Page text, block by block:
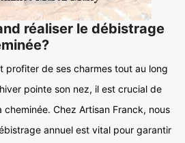
réaliser le débistrage
profiter de ses charmes tout au long
pointe son nez, il est crucial de
Chez Artisan Franck, nous
annuel est vital pour garantir